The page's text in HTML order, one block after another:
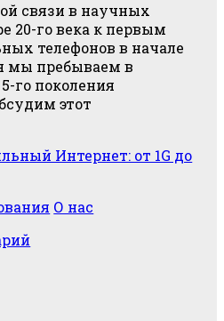
связи в научных
20-го века к первым
телефонов в начале
мы пребываем в
го поколения
этот
Интернет: от 1G до
О нас